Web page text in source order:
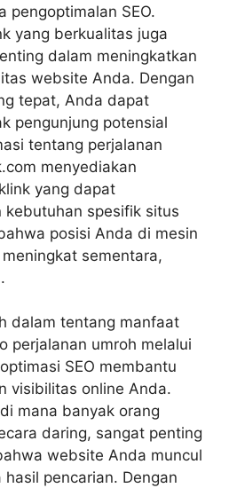
pengoptimalan SEO.
yang berkualitas juga
dalam meningkatkan
website Anda. Dengan
tepat, Anda dapat
pengunjung potensial
tentang perjalanan
menyediakan
yang dapat
kebutuhan spesifik situs
posisi Anda di mesin
sementara,
dalam tentang manfaat
perjalanan umroh melalui
SEO membantu
visibilitas online Anda.
mana banyak orang
daring, sangat penting
website Anda muncul
pencarian. Dengan